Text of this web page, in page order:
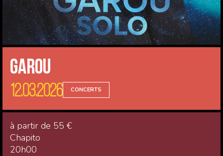
Garou
12.03.2026 CONCERTS
à partir de 55 €
Chapito
20h00